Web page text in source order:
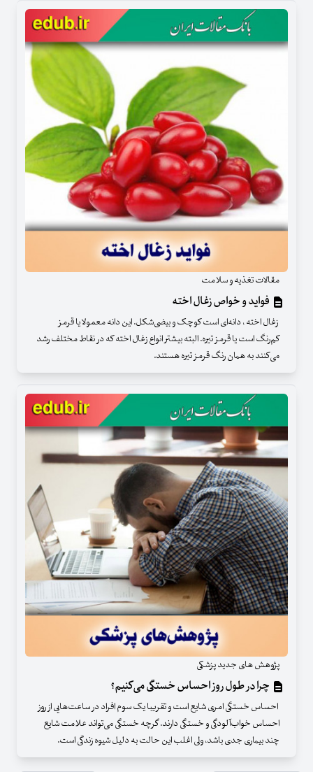
مقالات تغذیه و سلامت
فواید و خواص زغال اخته
زغال اخته ، دانه‌ای است کوچک و بیضی‌شکل. این دانه معمولا یا قرمز
کم‌رنگ است یا قرمز تیره. البته بیشتر انواع زغال اخته که در نقاط مختلف رشد
می‌کنند به همان رنگ قرمز تیره هستند.
پژوهش های جدید پزشکی
چرا در طول روز احساس خستگی می‌کنیم؟
احساس خستگی امری شایع است و تقریبا یک سوم افراد در ساعت‌هایی از روز
احساس خواب‌آلودگی و خستگی دارند. گرچه خستگی می‌تواند علامت شایع
چند بیماری جدی باشد، ولی اغلب این حالت به دلیل شیوه زندگی است.